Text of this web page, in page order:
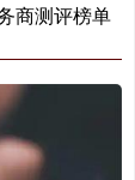
商测评榜单